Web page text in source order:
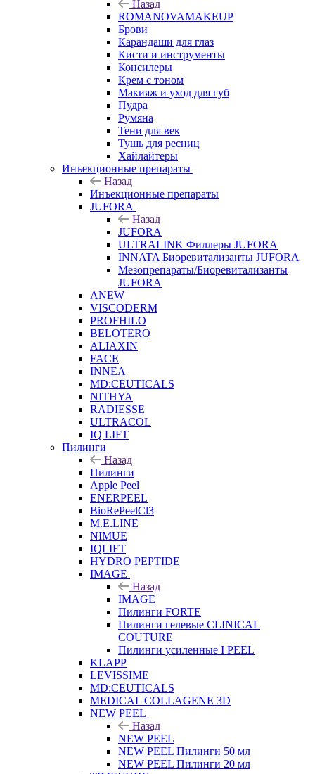
Назад
ROMANOVAMAKEUP
Брови
Карандаши для глаз
Кисти и инструменты
Консилеры
Крем с тоном
Макияж и уход для губ
Пудра
Румяна
Тени для век
Тушь для ресниц
Хайлайтеры
Инъекционные препараты
Назад
Инъекционные препараты
JUFORA
Назад
JUFORA
ULTRALINK Филлеры JUFORA
INNATA Биоревитализанты JUFORA
Мезопрепараты/Биоревитализанты
JUFORA
ANEW
VISCODERM
PROFHILO
BELOTERO
ALIAXIN
FACE
INNEA
MD:CEUTICALS
NITHYA
RADIESSE
ULTRACOL
IQ LIFT
Пилинги
Назад
Пилинги
Apple Peel
ENERPEEL
BioRePeelCl3
M.E.LINE
NIMUE
IQLIFT
HYDRO PEPTIDE
IMAGE
Назад
IMAGE
Пилинги FORTE
Пилинги гелевые CLINICAL
COUTURE
Пилинги усиленные I PEEL
KLAPP
LEVISSIME
MD:CEUTICALS
MEDICAL COLLAGENE 3D
NEW PEEL
Назад
NEW PEEL
NEW PEEL Пилинги 50 мл
NEW PEEL Пилинги 20 мл